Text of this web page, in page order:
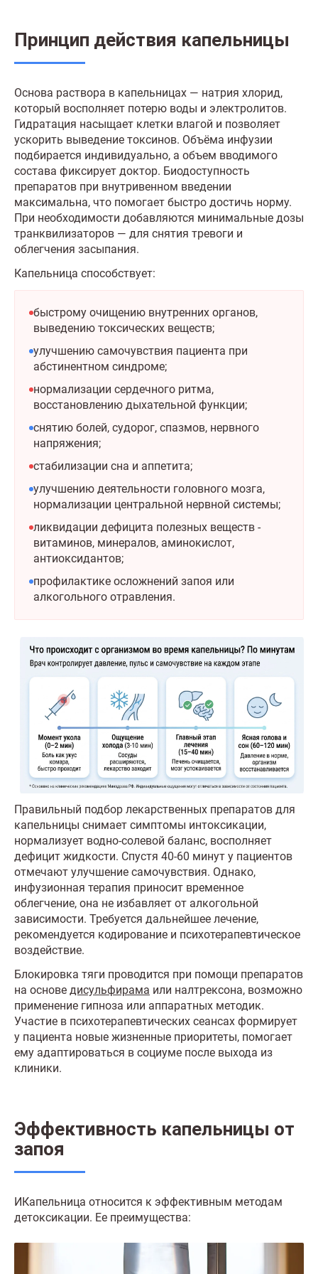
Принцип действия капельницы
Основа раствора в капельницах — натрия хлорид,
который восполняет потерю воды и электролитов.
Гидратация насыщает клетки влагой и позволяет
ускорить выведение токсинов. Объёма инфузии
подбирается индивидуально, а объем вводимого
состава фиксирует доктор. Биодоступность
препаратов при внутривенном введении
максимальна, что помогает быстро достичь норму.
При необходимости добавляются минимальные дозы
транквилизаторов — для снятия тревоги и
облегчения засыпания.
Капельница способствует:
быстрому очищению внутренних органов,
выведению токсических веществ;
улучшению самочувствия пациента при
абстинентном синдроме;
нормализации сердечного ритма,
восстановлению дыхательной функции;
снятию болей, судорог, спазмов, нервного
напряжения;
стабилизации сна и аппетита;
улучшению деятельности головного мозга,
нормализации центральной нервной системы;
ликвидации дефицита полезных веществ -
витаминов, минералов, аминокислот,
антиоксидантов;
профилактике осложнений запоя или
алкогольного отравления.
Правильный подбор лекарственных препаратов для
капельницы снимает симптомы интоксикации,
нормализует водно-солевой баланс, восполняет
дефицит жидкости. Спустя 40-60 минут у пациентов
отмечают улучшение самочувствия. Однако,
инфузионная терапия приносит временное
облегчение, она не избавляет от алкогольной
зависимости. Требуется дальнейшее лечение,
рекомендуется кодирование и психотерапевтическое
воздействие.
Блокировка тяги проводится при помощи препаратов
на основе дисульфирама или налтрексона, возможно
применение гипноза или аппаратных методик.
Участие в психотерапевтических сеансах формирует
у пациента новые жизненные приоритеты, помогает
ему адаптироваться в социуме после выхода из
клиники.
Эффективность капельницы от
запоя
ИКапельница относится к эффективным методам
детоксикации. Ее преимущества: